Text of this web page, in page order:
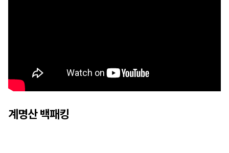
계명산 백패킹